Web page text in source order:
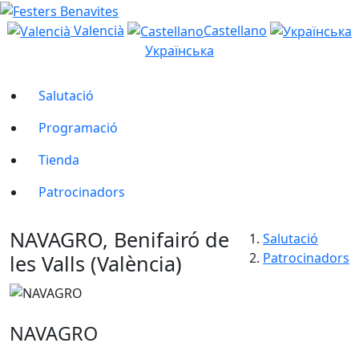
Valencià
Castellano
Українська
Salutació
Programació
Tienda
Patrocinadors
NAVAGRO, Benifairó de
les Valls (València)
Salutació
Patrocinadors
NAVAGRO